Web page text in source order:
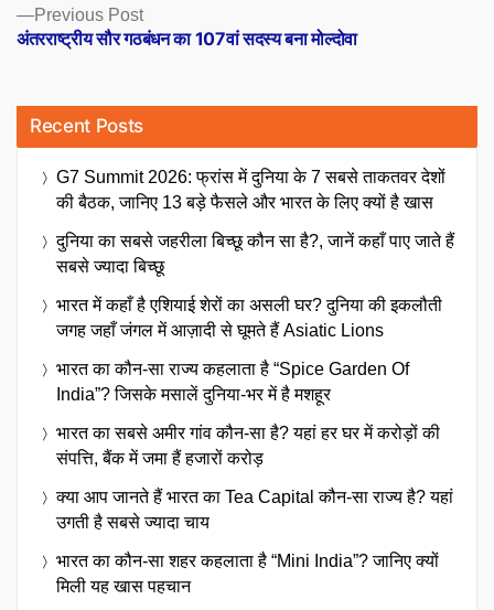
Previous PostPrevious
post:
अंतरराष्ट्रीय सौर गठबंधन का 107वां सदस्य बना मोल्दोवा
Recent Posts
G7 Summit 2026: फ्रांस में दुनिया के 7 सबसे ताकतवर देशों
की बैठक, जानिए 13 बड़े फैसले और भारत के लिए क्यों है खास
दुनिया का सबसे जहरीला बिच्छू कौन सा है?, जानें कहाँ पाए जाते हैं
सबसे ज्यादा बिच्छू
भारत में कहाँ है एशियाई शेरों का असली घर? दुनिया की इकलौती
जगह जहाँ जंगल में आज़ादी से घूमते हैं Asiatic Lions
भारत का कौन-सा राज्य कहलाता है “Spice Garden Of
India”? जिसके मसालें दुनिया-भर में है मशहूर
भारत का सबसे अमीर गांव कौन-सा है? यहां हर घर में करोड़ों की
संपत्ति, बैंक में जमा हैं हजारों करोड़
क्या आप जानते हैं भारत का Tea Capital कौन-सा राज्य है? यहां
उगती है सबसे ज्यादा चाय
भारत का कौन-सा शहर कहलाता है “Mini India”? जानिए क्यों
मिली यह खास पहचान